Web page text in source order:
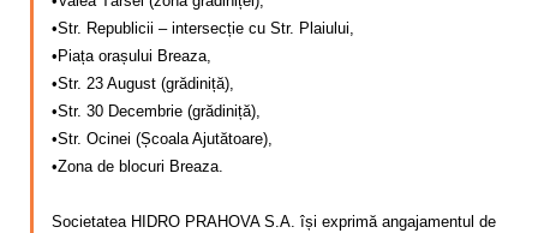
•Str. Republicii – intersecție cu Str. Plaiului,
•Piața orașului Breaza,
•Str. 23 August (grădiniță),
•Str. 30 Decembrie (grădiniță),
•Str. Ocinei (Școala Ajutătoare),
•Zona de blocuri Breaza.
Societatea HIDRO PRAHOVA S.A. își exprimă angajamentul de